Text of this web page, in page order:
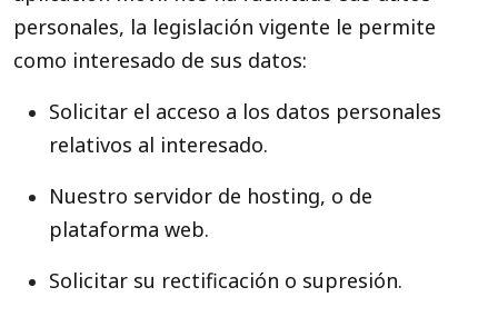
personales, la legislación vigente le permite
como interesado de sus datos:
Solicitar el acceso a los datos personales
relativos al interesado.
Nuestro servidor de hosting, o de
plataforma web.
Solicitar su rectificación o supresión.